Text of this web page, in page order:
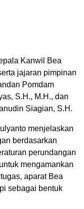
Kanwil Bea
jajaran pimpinan
Pomdam
S.H., M.H., dan
Siagian, S.H.
menjelaskan
berdasarkan
perundangan
mengamankan
aparat Bea
sebagai bentuk